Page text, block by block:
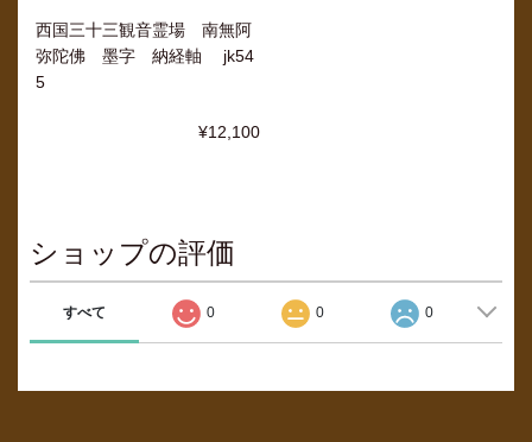
西国三十三観音霊場 南無阿
弥陀佛 墨字 納経軸 jk54
5
¥12,100
ショップの評価
すべて 0 0 0